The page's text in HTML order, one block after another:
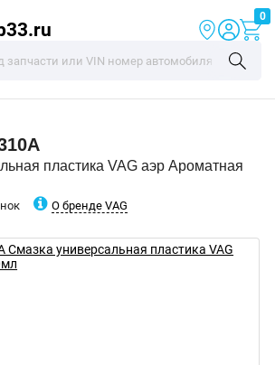
0
пластика VAG аэр Ароматная
О бренде VAG